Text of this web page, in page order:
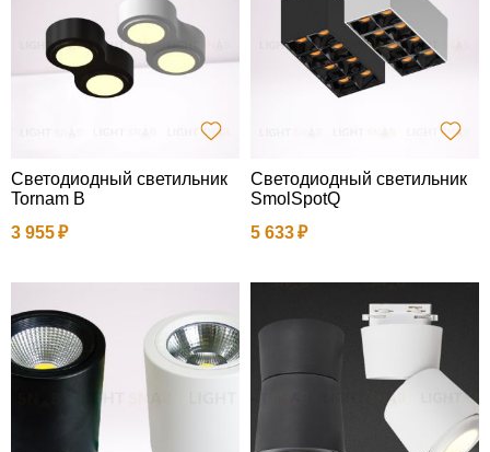
Светодиодный светильник
Tornam B
3 955
Светодиодный светильник
SmolSpotQ
5 633